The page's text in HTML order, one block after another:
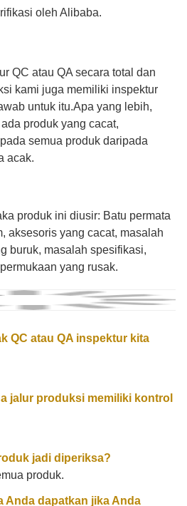
oleh Alibaba.
QC atau QA secara total dan
kami juga memiliki inspektur
untuk itu.Apa yang lebih,
produk yang cacat,
semua produk daripada
acak.
produk ini diusir: Batu permata
aksesoris yang cacat, masalah
buruk, masalah spesifikasi,
yang rusak.
QC atau QA inspektur kita
jalur produksi memiliki kontrol
jadi diperiksa?
produk.
Anda dapatkan jika Anda